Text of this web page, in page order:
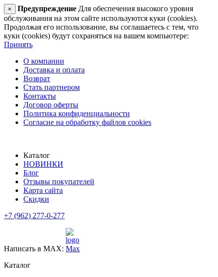
× Предупреждение Для обеспечения высокого уровня
обслуживания на этом сайте используются куки (cookies).
Продолжая его использование, вы соглашаетесь с тем, что
куки (cookies) будут сохраняться на вашем компьютере:
Принять
О компании
Доставка и оплата
Возврат
Стать партнером
Контакты
Договор оферты
Политика конфиденциальности
Согласие на обработку файлов cookies
Каталог
НОВИНКИ
Блог
Отзывы покупателей
Карта сайта
Скидки
+7 (962) 277-0-277
Написать в MAX:
Каталог